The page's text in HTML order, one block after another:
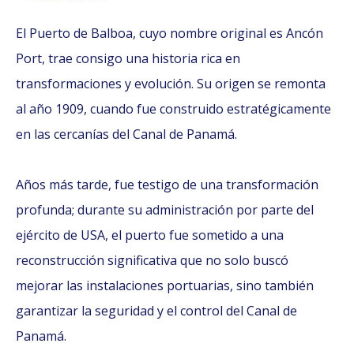
El Puerto de Balboa, cuyo nombre original es Ancón
Port, trae consigo una historia rica en
transformaciones y evolución. Su origen se remonta
al año 1909, cuando fue construido estratégicamente
en las cercanías del Canal de Panamá.
Años más tarde, fue testigo de una transformación
profunda; durante su administración por parte del
ejército de USA, el puerto fue sometido a una
reconstrucción significativa que no solo buscó
mejorar las instalaciones portuarias, sino también
garantizar la seguridad y el control del Canal de
Panamá.